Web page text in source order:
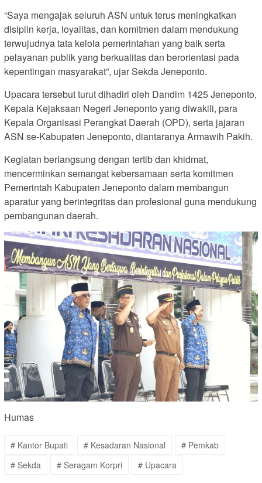
“Saya mengajak seluruh ASN untuk terus meningkatkan
disiplin kerja, loyalitas, dan komitmen dalam mendukung
terwujudnya tata kelola pemerintahan yang baik serta
pelayanan publik yang berkualitas dan berorientasi pada
kepentingan masyarakat”, ujar Sekda Jeneponto.
Upacara tersebut turut dihadiri oleh Dandim 1425 Jeneponto,
Kepala Kejaksaan Negeri Jeneponto yang diwakili, para
Kepala Organisasi Perangkat Daerah (OPD), serta jajaran
ASN se-Kabupaten Jeneponto, diantaranya Armawih Pakih.
Kegiatan berlangsung dengan tertib dan khidmat,
mencerminkan semangat kebersamaan serta komitmen
Pemerintah Kabupaten Jeneponto dalam membangun
aparatur yang berintegritas dan profesional guna mendukung
pembangunan daerah.
Humas
# Kantor Bupati # Kesadaran Nasional
# Pemkab
# Sekda
# Seragam Korpri # Upacara